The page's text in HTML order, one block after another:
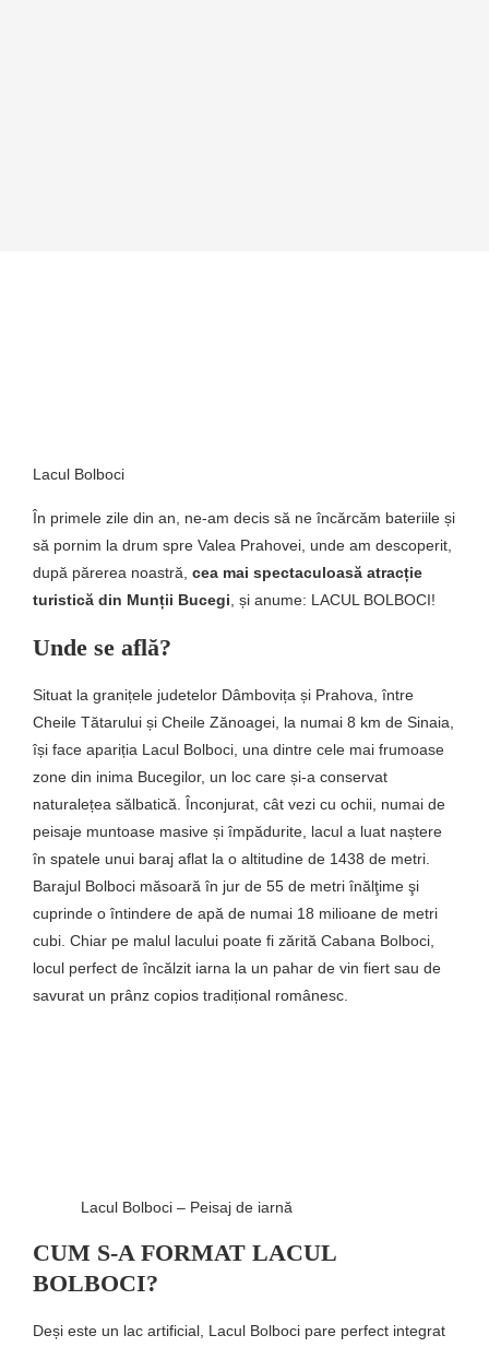
Lacul Bolboci
În primele zile din an, ne-am decis să ne încărcăm bateriile și
să pornim la drum spre Valea Prahovei, unde am descoperit,
după părerea noastră, cea mai spectaculoasă atracție
turistică din Munții Bucegi , și anume: LACUL BOLBOCI!
Unde se află?
Situat la granițele judetelor Dâmbovița și Prahova, între
Cheile Tătarului și Cheile Zănoagei, la numai 8 km de Sinaia,
își face apariția Lacul Bolboci, una dintre cele mai frumoase
zone din inima Bucegilor, un loc care și-a conservat
naturalețea sălbatică. Înconjurat, cât vezi cu ochii, numai de
peisaje muntoase masive și împădurite, lacul a luat naștere
în spatele unui baraj aflat la o altitudine de 1438 de metri.
Barajul Bolboci măsoară în jur de 55 de metri înălţime şi
cuprinde o întindere de apă de numai 18 milioane de metri
cubi. Chiar pe malul lacului poate fi zărită Cabana Bolboci,
locul perfect de încălzit iarna la un pahar de vin fiert sau de
savurat un prânz copios tradițional românesc.
Lacul Bolboci – Peisaj de iarnă
CUM S-A FORMAT LACUL
BOLBOCI?
Deși este un lac artificial, Lacul Bolboci pare perfect integrat